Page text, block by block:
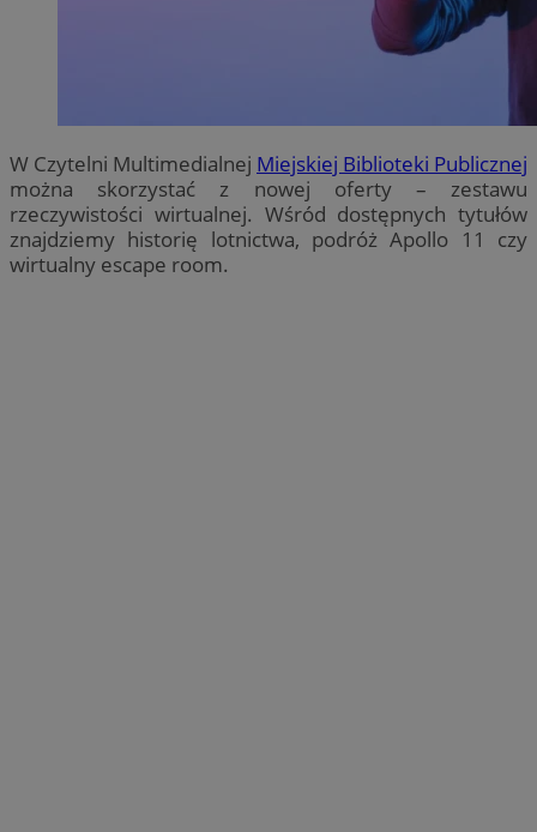
W Czytelni Multimedialnej Miejskiej Biblioteki Publicznej
można skorzystać z nowej oferty – zestawu
rzeczywistości wirtualnej. Wśród dostępnych tytułów
znajdziemy historię lotnictwa, podróż Apollo 11 czy
wirtualny escape room.